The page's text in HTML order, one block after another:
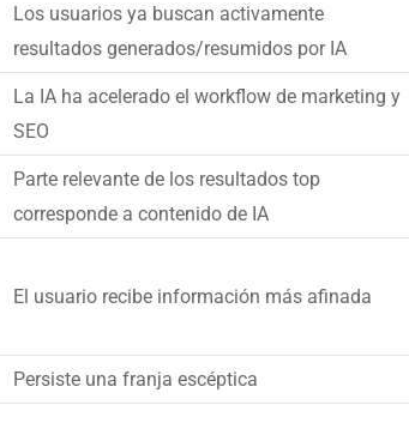
Los usuarios ya buscan activamente
resultados generados/resumidos por IA
La IA ha acelerado el workflow de marketing y
SEO
Parte relevante de los resultados top
corresponde a contenido de IA
El usuario recibe información más afinada
Persiste una franja escéptica